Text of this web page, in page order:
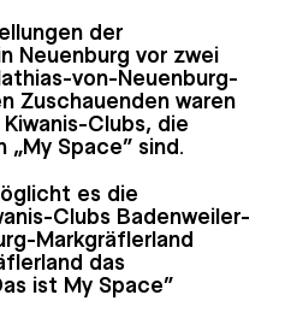
der
Neuenburg vor zwei
von-Neuenburg-
Zuschauenden waren
Clubs, die
Space“ sind.
es die
Clubs Badenweiler-
Markgräflerland
das
ist My Space“